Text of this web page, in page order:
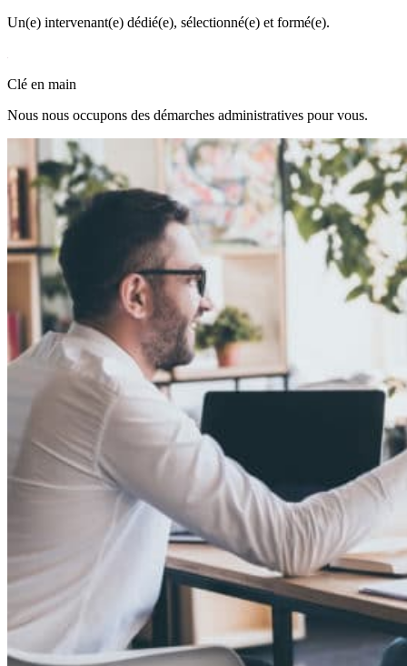
Un(e) intervenant(e) dédié(e), sélectionné(e) et formé(e).
Clé en main
Nous nous occupons des démarches administratives pour vous.